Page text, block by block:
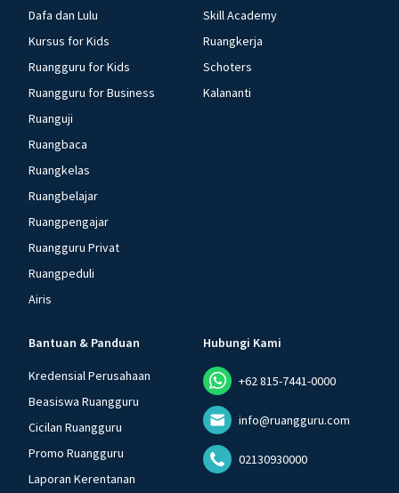
Dafa dan Lulu
Kursus for Kids
Ruangguru for Kids
Ruangguru for Business
Ruanguji
Ruangbaca
Ruangkelas
Ruangbelajar
Ruangpengajar
Ruangguru Privat
Ruangpeduli
Airis
Skill Academy
Ruangkerja
Schoters
Kalananti
Bantuan & Panduan
Kredensial Perusahaan
Beasiswa Ruangguru
Cicilan Ruangguru
Promo Ruangguru
Laporan Kerentanan
Hubungi Kami
+62 815-7441-0000
info@ruangguru.com
02130930000